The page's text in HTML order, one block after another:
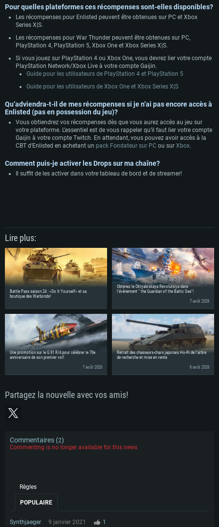
OS: Windows 10/11 (64 bit)
Processeur: Intel Core i5 ou Ryzen5 3600 et plus
Mémoire: 16 GB et plus
1060 et plus, Radeon RX 570 et plus.
Connection: Connexion Internet à haut débit
Disque dur: 75.9 Go (client complet)
Recommandée
OS: Mac OS Big Sur 11.0 ou plus récent
Processeur: Core i7 (Les processeurs Intel Xeon ne sont pas supportés)
Mémoire: 8 GB
Carte graphique: Radeon Vega II ou plus avec support de Metal
Connection: Connexion Internet à haut débit
Disque dur: 62,2 Go (client complet)
Recommandée
OS: Ubuntu 20.04 64bit
Processeur: Intel Core i7
Mémoire: 8 GB
Carte graphique: NVIDIA 1060 avec les derniers drivers (moins de 6 mois) /
de même pour AMD (Radeon RX 570) avec les derniers drivers de moins de
6 mois et supportant Vulkan
Connection: Connexion Internet à haut débit
Disque dur: 60,2 Go (client complet)
Pour quelles plateformes ces récompenses sont-elles disponibles?​​​​​​​
Les récompenses pour Enlisted peuvent être obtenues sur PC et Xbox
Series X|S.
Les récompenses pour War Thunder peuvent être obtenues sur PC,
PlayStation 4, PlayStation 5, Xbox One et Xbox Series X|S.
Si vous jouez sur PlayStation 4 ou Xbox One, vous devrez lier votre compte
PlayStation Network/Xbox Live à votre compte Gaijin.
Guide pour les utilisateurs de PlayStation 4 et PlayStation 5
Guide pour les utilisateurs de Xbox One et Xbox Series X|S
Qu’adviendra-t-il de mes récompenses si je n’ai pas encore accès à
Enlisted (pas en possession du jeu)?​​​​​​​
Vous obtiendrez vos récompenses dès que vous aurez accès au jeu sur
votre plateforme. L’essentiel est de vous rappeler qu’il faut lier votre compte
Gaijin à votre compte Twitch. En attendant, vous pouvez avoir accès à la
CBT d’Enlisted en achetant un pack Fondateur sur PC ou sur Xbox.
Comment puis-je activer les Drops sur ma chaîne?​​​​​​​
Il suffit de les activer dans votre tableau de bord et de streamer!
Lire plus:
Battle Pass saison 24 : «Do It Yourself» et sa
boutique des Warbonds!
Obtenez le Oktyabrskaya Revolutsiya dans
l'évènement " the Guardian of the Baltic Sea"!
7 août 2026
Une promotion sur le G.91 R/4 pour célébrer le 70e
anniversaire de son premier vol!
7 août 2026
Retrait des chasseurs-chars japonais Ho-Ri de l'arbre
de recherche et mise en vente
6 août 2026
Partagez la nouvelle avec vos amis!
Commentaires (2)
Commenting is no longer available for this news
Règles
POPULAIRE
Synthjaeger 9 janvier 2021 1